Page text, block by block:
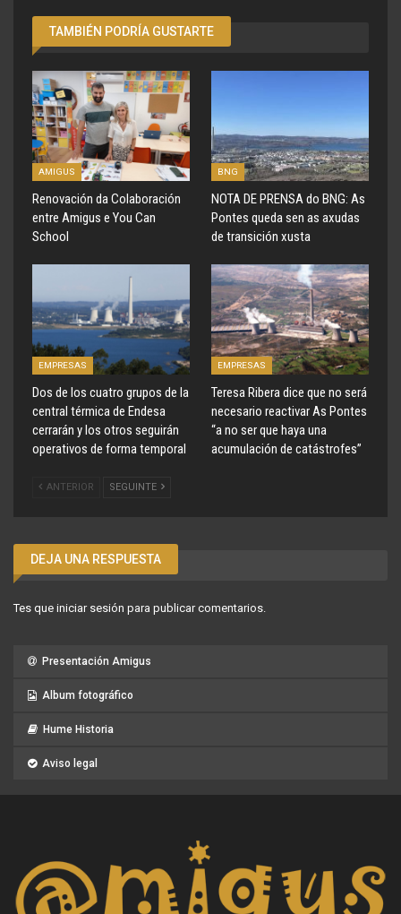
TAMBIÉN PODRÍA GUSTARTE
AMIGUS
Renovación da Colaboración
entre Amigus e You Can
School
BNG
NOTA DE PRENSA do BNG: As
Pontes queda sen as axudas
de transición xusta
EMPRESAS
Dos de los cuatro grupos de la
central térmica de Endesa
cerrarán y los otros seguirán
operativos de forma temporal
EMPRESAS
Teresa Ribera dice que no será
necesario reactivar As Pontes
“a no ser que haya una
acumulación de catástrofes”
ANTERIOR SEGUINTE
DEJA UNA RESPUESTA
Tes que iniciar sesión para publicar comentarios.
Presentación Amigus
Album fotográfico
Hume Historia
Aviso legal